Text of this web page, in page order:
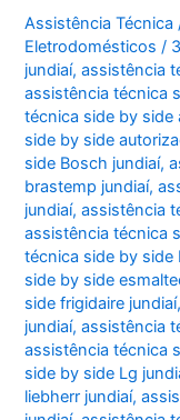
Assistência Técnica
Eletrodomésticos/
jundiaí,assistência
assistência técnica
técnica side by side
side by side
side Bosch jundiaí,
brastemp jundiaí,
jundiaí,assistência
assistência técnica
técnica side by side
side by side
side frigidaire jundiaí
jundiaí,assistência
assistência técnica
side by side Lg
liebherr jundiaí,